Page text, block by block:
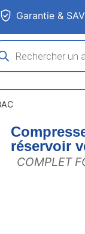
Garantie & SAV
réservoir
COMPLET